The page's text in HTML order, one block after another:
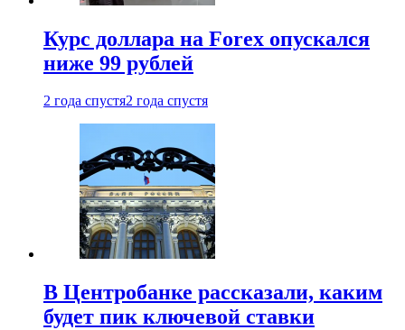
Курс доллара на Forex опускался
ниже 99 рублей
2 года спустя2 года спустя
В Центробанке рассказали, каким
будет пик ключевой ставки